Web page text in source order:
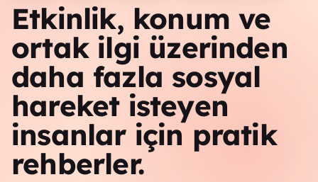
Etkinlik, konum ve
ortak ilgi üzerinden
daha fazla sosyal
hareket isteyen
insanlar için pratik
rehberler.